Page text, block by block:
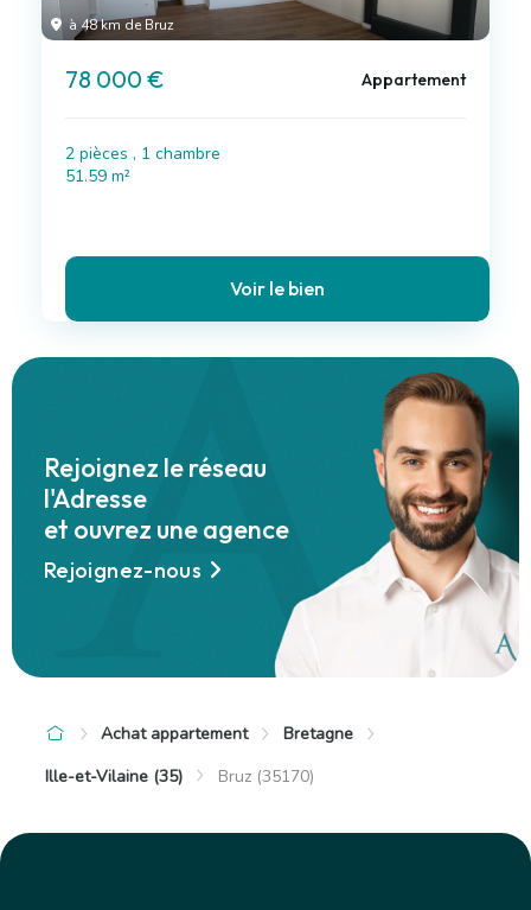
à 48 km de Bruz
78 000 € Appartement
2 pièces , 1 chambre
51.59 m²
Voir le bien
Rejoignez le réseau
l'Adresse
et ouvrez une agence
Rejoignez-nous
Achat appartement
Bretagne
Ille-et-Vilaine (35)
Bruz (35170)